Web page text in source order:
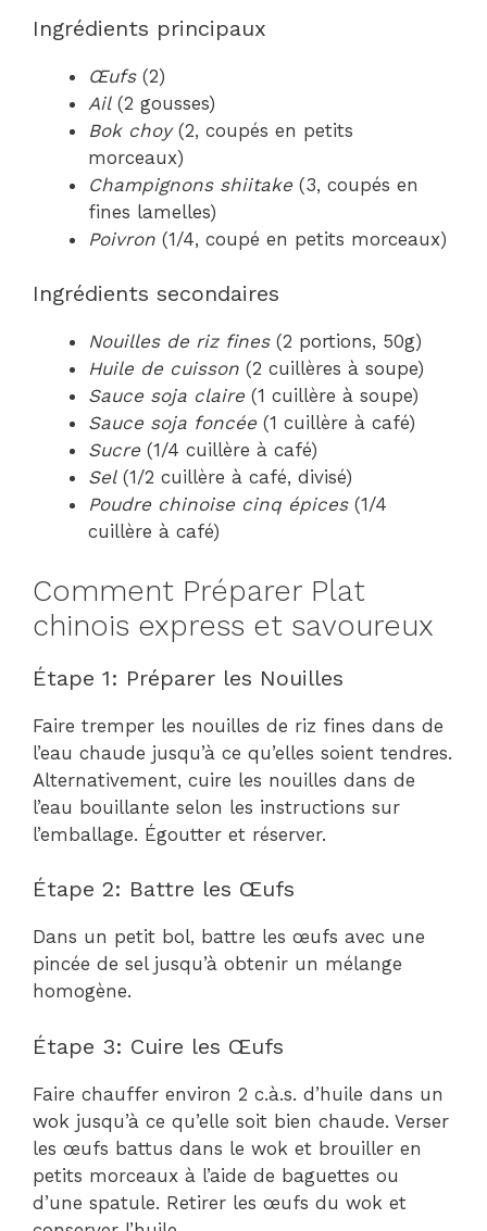
Ingrédients principaux
Œufs(2)
Ail(2 gousses)
Bok choy(2, coupés en petits
morceaux)
Champignons shiitake (3, coupés en
fines lamelles)
Poivron (1/4, coupé en petits morceaux)
Ingrédients secondaires
Nouilles de riz fines(2 portions, 50g)
Huile de cuisson (2 cuillères à soupe)
Sauce soja claire (1 cuillère à soupe)
Sauce soja foncée (1 cuillère à café)
Sucre (1/4 cuillère à café)
Sel(1/2 cuillère à café, divisé)
Poudre chinoise cinq épices(1/4
cuillère à café)
Comment Préparer Plat
chinois express et savoureux
Étape 1: Préparer les Nouilles
Faire tremper les nouilles de riz fines dans de
l’eau chaude jusqu’à ce qu’elles soient tendres.
Alternativement, cuire les nouilles dans de
l’eau bouillante selon les instructions sur
l’emballage. Égoutter et réserver.
Étape 2: Battre les Œufs
Dans un petit bol, battre les œufs avec une
pincée de sel jusqu’à obtenir un mélange
homogène.
Étape 3: Cuire les Œufs
Faire chauffer environ 2 c.à.s. d’huile dans un
wok jusqu’à ce qu’elle soit bien chaude. Verser
les œufs battus dans le wok et brouiller en
petits morceaux à l’aide de baguettes ou
d’une spatule. Retirer les œufs du wok et